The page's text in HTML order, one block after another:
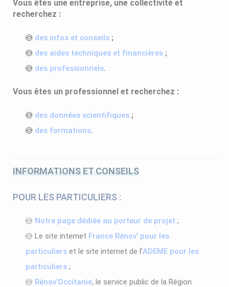
Vous êtes une entreprise, une collectivité et
recherchez :
des infos et conseils ;
des aides techniques et financières ;
des professionnels.
Vous êtes un professionnel et recherchez :
des données scientifiques ;
des formations.
INFORMATIONS ET CONSEILS
POUR LES PARTICULIERS :
Notre page dédiée au porteur de projet ;
Le site internet France Rénov' pour les
particuliers et le site internet de l’ADEME pour les
particuliers ;
Rénov’Occitanie, le service public de la Région